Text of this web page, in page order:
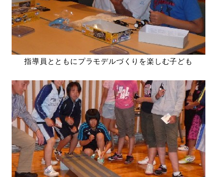
指導員とともにプラモデルづくりを楽しむ子ども